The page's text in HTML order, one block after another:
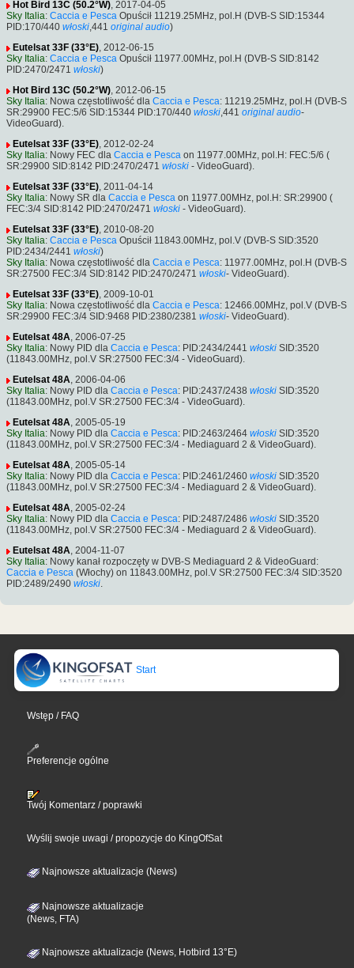
Hot Bird 13C (50.2°W), 2017-04-05
Sky Italia: Caccia e Pesca Opuścił 11219.25MHz, pol.H (DVB-S SID:15344
PID:170/440 włoski,441 original audio)
Eutelsat 33F (33°E), 2012-06-15
Sky Italia: Caccia e Pesca Opuścił 11977.00MHz, pol.H (DVB-S SID:8142
PID:2470/2471 włoski)
Hot Bird 13C (50.2°W), 2012-06-15
Sky Italia: Nowa częstotliwość dla Caccia e Pesca: 11219.25MHz, pol.H (DVB-S
SR:29900 FEC:5/6 SID:15344 PID:170/440 włoski,441 original audio-
VideoGuard).
Eutelsat 33F (33°E), 2012-02-24
Sky Italia: Nowy FEC dla Caccia e Pesca on 11977.00MHz, pol.H: FEC:5/6 (
SR:29900 SID:8142 PID:2470/2471 włoski - VideoGuard).
Eutelsat 33F (33°E), 2011-04-14
Sky Italia: Nowy SR dla Caccia e Pesca on 11977.00MHz, pol.H: SR:29900 (
FEC:3/4 SID:8142 PID:2470/2471 włoski - VideoGuard).
Eutelsat 33F (33°E), 2010-08-20
Sky Italia: Caccia e Pesca Opuścił 11843.00MHz, pol.V (DVB-S SID:3520
PID:2434/2441 włoski)
Sky Italia: Nowa częstotliwość dla Caccia e Pesca: 11977.00MHz, pol.H (DVB-S
SR:27500 FEC:3/4 SID:8142 PID:2470/2471 włoski- VideoGuard).
Eutelsat 33F (33°E), 2009-10-01
Sky Italia: Nowa częstotliwość dla Caccia e Pesca: 12466.00MHz, pol.V (DVB-S
SR:29900 FEC:3/4 SID:9468 PID:2380/2381 włoski- VideoGuard).
Eutelsat 48A, 2006-07-25
Sky Italia: Nowy PID dla Caccia e Pesca: PID:2434/2441 włoski SID:3520
(11843.00MHz, pol.V SR:27500 FEC:3/4 - VideoGuard).
Eutelsat 48A, 2006-04-06
Sky Italia: Nowy PID dla Caccia e Pesca: PID:2437/2438 włoski SID:3520
(11843.00MHz, pol.V SR:27500 FEC:3/4 - VideoGuard).
Eutelsat 48A, 2005-05-19
Sky Italia: Nowy PID dla Caccia e Pesca: PID:2463/2464 włoski SID:3520
(11843.00MHz, pol.V SR:27500 FEC:3/4 - Mediaguard 2 & VideoGuard).
Eutelsat 48A, 2005-05-14
Sky Italia: Nowy PID dla Caccia e Pesca: PID:2461/2460 włoski SID:3520
(11843.00MHz, pol.V SR:27500 FEC:3/4 - Mediaguard 2 & VideoGuard).
Eutelsat 48A, 2005-02-24
Sky Italia: Nowy PID dla Caccia e Pesca: PID:2487/2486 włoski SID:3520
(11843.00MHz, pol.V SR:27500 FEC:3/4 - Mediaguard 2 & VideoGuard).
Eutelsat 48A, 2004-11-07
Sky Italia: Nowy kanał rozpoczęty w DVB-S Mediaguard 2 & VideoGuard:
Caccia e Pesca (Włochy) on 11843.00MHz, pol.V SR:27500 FEC:3/4 SID:3520
PID:2489/2490 włoski.
Start
Wstęp / FAQ
Preferencje ogólne
Twój Komentarz / poprawki
Wyślij swoje uwagi / propozycje do KingOfSat
Najnowsze aktualizacje (News)
Najnowsze aktualizacje
(News, FTA)
Najnowsze aktualizacje (News, Hotbird 13°E)